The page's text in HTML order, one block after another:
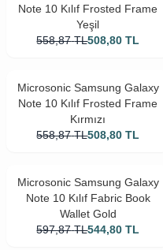
Note 10 Kılıf Frosted Frame
Yeşil
558,87 TL508,80 TL
Microsonic Samsung Galaxy
Note 10 Kılıf Frosted Frame
Kırmızı
558,87 TL508,80 TL
Microsonic Samsung Galaxy
Note 10 Kılıf Fabric Book
Wallet Gold
597,87 TL544,80 TL